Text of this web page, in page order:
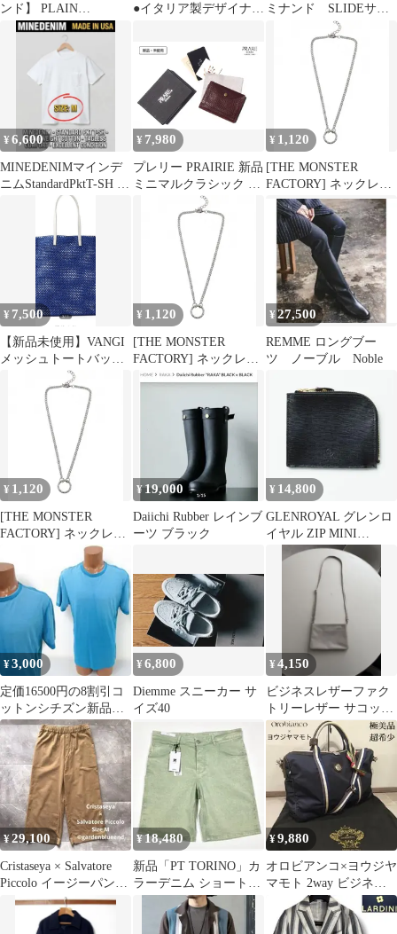
ンド】 PLAIN
LOAFERS
●イタリア製デザイナー
ットン100%カットソー
●メンズ●ブルネロクチ
ネリやアルマーニがお
好きな方も
ミナンド SLIDEサン
ダル スエード フラッ
¥6,600
MINEDENIMマインデ
ニムStandardPktT-SH M
ホワイトUSA製
¥ 7,980
プレリー PRAIRIE 新品
ミニマルクラシック コ
ンパクト財布（小銭入
れあり）ブラウン 植物
タンニンレザー（イタ
リア製） 日本製
¥ 1,120
[THE MONSTER
FACTORY] ネックレス
フープ リングトップ シ
ンプル 短め アクセサリ
ー jimin ループチェー
ン メンズ レディース
¥ 7,500
【新品未使用】VANGI
メッシュトートバッ
グ ギャルリーヴィー
¥ 1,120
[THE MONSTER
FACTORY] ネックレス
フープ リングトップ シ
ー jimin ループチェー
ン メンズ レディース
¥27,500
REMME ロングブー
ツ ノーブル Noble
¥ 1,120
[THE MONSTER
FACTORY] ネックレス
フープ リングトップ シ
ンプル 短め アクセサリ
ー jimin ループチェー
ン メンズ レディース
¥19,000
Daiichi Rubber レインブ
ーツ ブラック
¥ 14,800
GLENROYAL グレンロ
イヤル ZIP MINI
PURSE black 黒
¥3,000
定価16500円の8割引コ
ットンシチズン新品タ
グ付アメリカ製US丸首
Tシャツ青L
¥6,800
Diemme スニーカー サ
イズ40
¥4,150
ビジネスレザーファク
トリーレザー サコッシ
ュ ショルダーバッグ グ
レー
¥29,100
Cristaseya × Salvatore
Piccolo イージーパンツ
¥18,480
新品「PT TORINO」カ
ラーデニム ショートパ
ンツ ルーマニア製 33
¥9,880
オロビアンコ×ヨウジヤ
マモト 2way ビジネス
バッグ ネイビー 超希少
極美品